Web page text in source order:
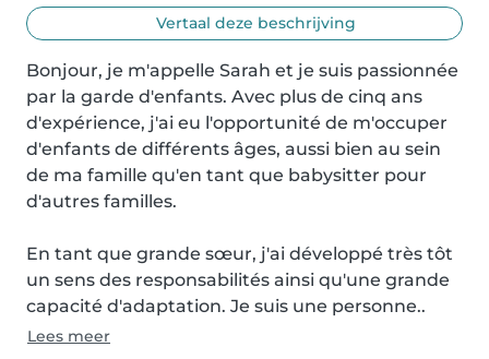
Vertaal deze beschrijving
Bonjour, je m'appelle Sarah et je suis passionnée
par la garde d'enfants. Avec plus de cinq ans
d'expérience, j'ai eu l'opportunité de m'occuper
d'enfants de différents âges, aussi bien au sein
de ma famille qu'en tant que babysitter pour
d'autres familles.
En tant que grande sœur, j'ai développé très tôt
un sens des responsabilités ainsi qu'une grande
capacité d'adaptation. Je suis une personne..
Lees meer